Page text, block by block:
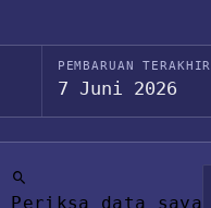
PEMBARUAN TERAKHIR
7 Juni 2026
Periksa data saya